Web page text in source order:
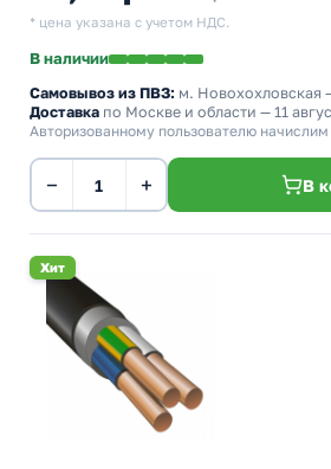
* цена указана с учетом НДС.
В наличии
Самовывоз из ПВЗ: м. Новохохловская
Доставка по Москве и области — 11
Авторизованному пользователю начислим
− + В
Хит